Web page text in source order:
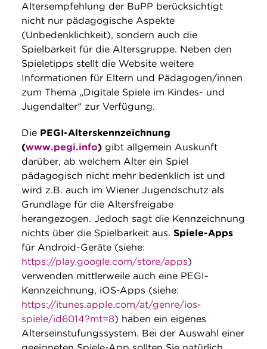
Altersempfehlung der BuPP berücksichtigt
nicht nur pädagogische Aspekte
(Unbedenklichkeit), sondern auch die
Spielbarkeit für die Altersgruppe. Neben den
Spieletipps stellt die Website weitere
Informationen für Eltern und Pädagogen/innen
zum Thema „Digitale Spiele im Kindes- und
Jugendalter“ zur Verfügung.
Die PEGI-Alterskennzeichnung
(www.pegi.info) gibt allgemein Auskunft
darüber, ab welchem Alter ein Spiel
pädagogisch nicht mehr bedenklich ist und
wird z.B. auch im Wiener Jugendschutz als
Grundlage für die Altersfreigabe
herangezogen. Jedoch sagt die Kennzeichnung
nichts über die Spielbarkeit aus. Spiele-Apps
für Android-Geräte (siehe:
https://play.google.com/store/apps)
verwenden mittlerweile auch eine PEGI-
Kennzeichnung, iOS-Apps (siehe:
https://itunes.apple.com/at/genre/ios-
spiele/id6014?mt=8) haben ein eigenes
Alterseinstufungssystem. Bei der Auswahl einer